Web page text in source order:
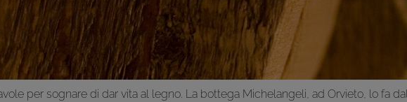
per sognare di dar vita al legno. La bottega Michelangeli, ad Orvieto, lo fa